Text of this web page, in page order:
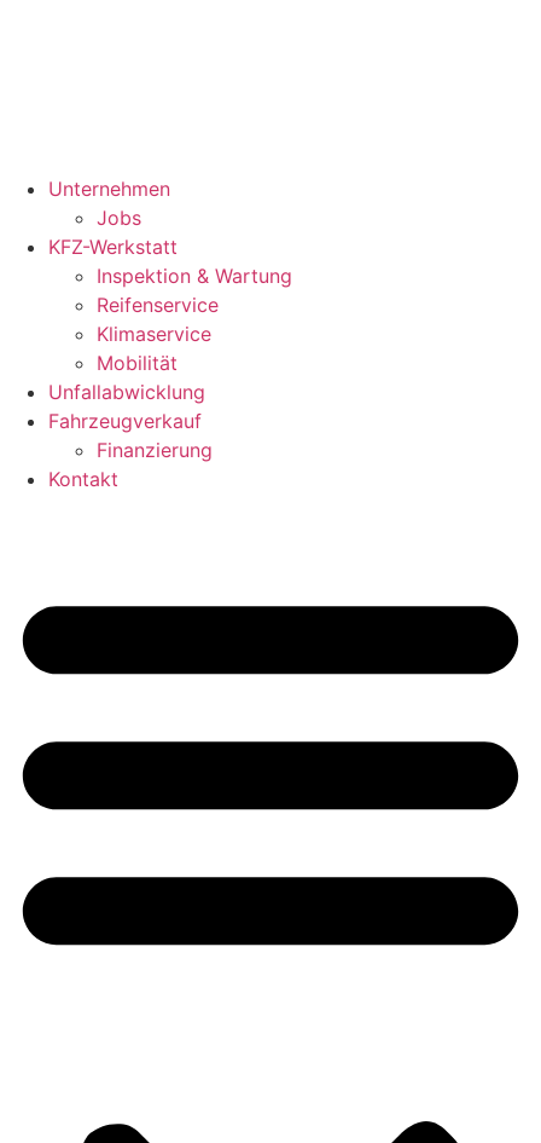
Unternehmen
Jobs
KFZ-Werkstatt
Inspektion & Wartung
Reifenservice
Klimaservice
Mobilität
Unfallabwicklung
Fahrzeugverkauf
Finanzierung
Kontakt